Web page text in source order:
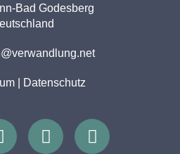
Bad Godesberg
| Datenschutz